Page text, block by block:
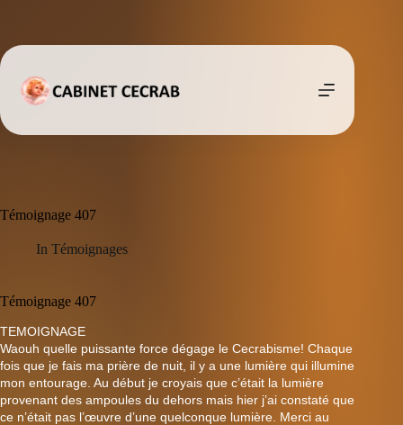
Témoignage 407
In Témoignages
Témoignage 407
TEMOIGNAGE
Waouh quelle puissante force dégage le Cecrabisme! Chaque
fois que je fais ma prière de nuit, il y a une lumière qui illumine
mon entourage. Au début je croyais que c’était la lumière
provenant des ampoules du dehors mais hier j’ai constaté que
ce n’était pas l’œuvre d’une quelconque lumière. Merci au